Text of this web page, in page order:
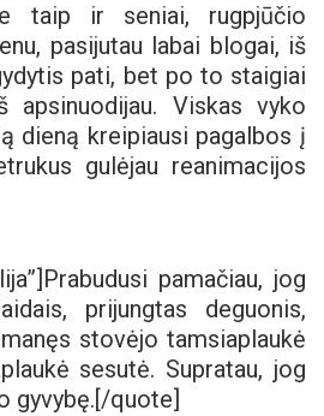
taip ir seniai, rugpjūčio
pasijutau labai blogai, iš
pati, bet po to staigiai
apsinuodijau. Viskas vyko
dieną kreipiausi pagalbos į
gulėjau reanimacijos
Prabudusi pamačiau, jog
prijungtas deguonis,
stovėjo tamsiaplaukė
sesutė. Supratau, jog
gyvybę.[/quote]